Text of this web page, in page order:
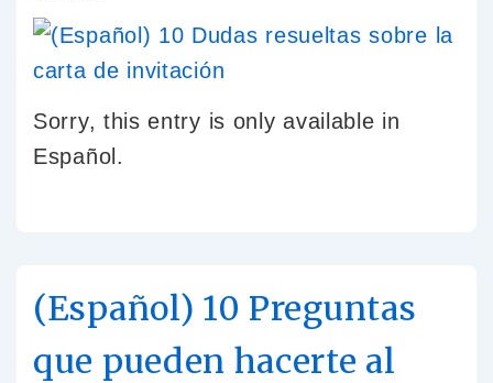
Sorry, this entry is only available in
Español.
(Español) 10 Preguntas
que pueden hacerte al